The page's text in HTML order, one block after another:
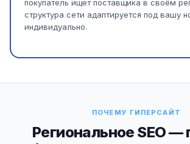
покупатель ищет поставщика в своём
структура сети адаптируется под вашу
индивидуально.
ПОЧЕМУ ГИПЕРСАЙТ
Региональное SEO —